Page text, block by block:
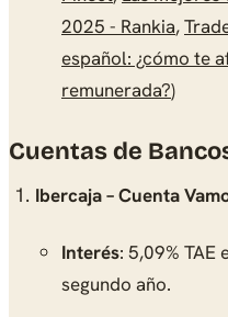
2025 - Rankia,
español: ¿cómo te
remunerada?)
Cuentas de
Ibercaja – Cuenta
Interés: 5,09% TAE
segundo año.